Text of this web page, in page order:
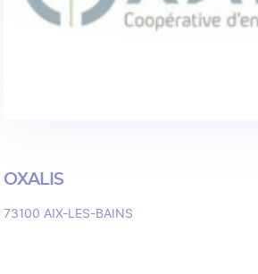
OXALIS
73100 AIX-LES-BAINS